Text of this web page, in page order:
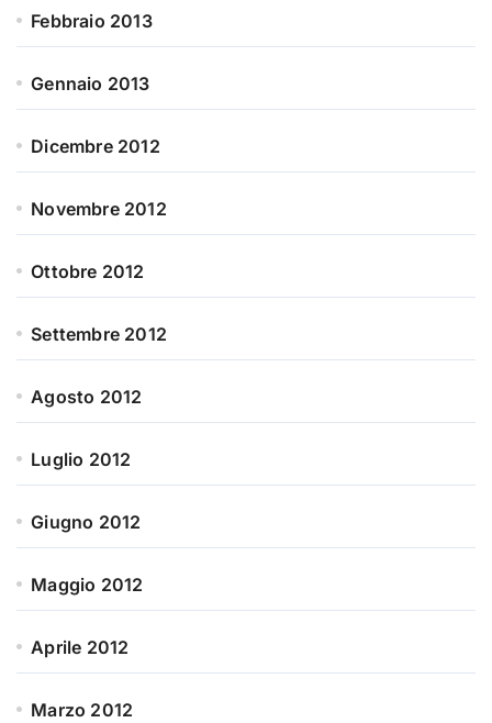
Febbraio 2013
Gennaio 2013
Dicembre 2012
Novembre 2012
Ottobre 2012
Settembre 2012
Agosto 2012
Luglio 2012
Giugno 2012
Maggio 2012
Aprile 2012
Marzo 2012